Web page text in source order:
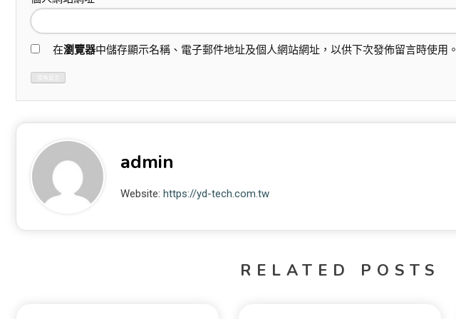
在瀏覽器中儲存顯示名稱、電子郵件地址及個人網站網址，以供下次發佈留言時使用。
admin
Website: https://yd-tech.com.tw
RELATED POSTS